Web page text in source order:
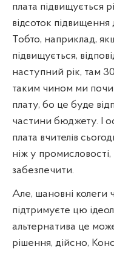
плата підвищується
відсоток
Тобто, наприклад,
підвищується,
наступний рік, там 30
таким чином ми
плату, бо це буде
частини бюджету. І
плата вчителів
ніж у
забезпечити.
Але, шановні колеги
підтримуєте цю
альтернатива це
рішення, дійсно,